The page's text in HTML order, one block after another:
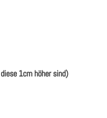
1cm höher sind)